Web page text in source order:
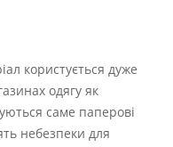
користується дуже
одягу як
саме паперові
небезпеки для